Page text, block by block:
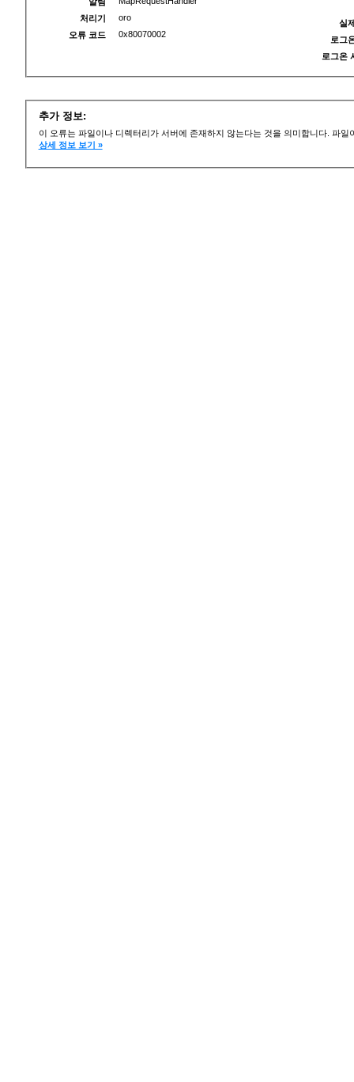
처리기
oro
오류 코드
0x80070002
실
로그
로그온
추가 정보:
이 오류는 파일이나 디렉터리가 서버에 존재하지 않는다는 것을 의미합니다. 파
상세 정보 보기 »